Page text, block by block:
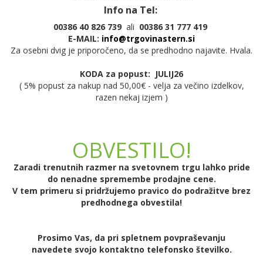
Info na Tel:
00386 40 826 739 ali 00386 31 777 419
E-MAIL: info@trgovinastern.si
Za osebni dvig je priporočeno, da se predhodno najavite. Hvala.
KODA za popust: JULIJ26
( 5% popust za nakup nad 50,00€ - velja za večino izdelkov,
razen nekaj izjem )
OBVESTILO!
Zaradi trenutnih razmer na svetovnem trgu lahko pride
do nenadne spremembe prodajne cene.
V tem primeru si pridržujemo pravico do podražitve brez
predhodnega obvestila!
Prosimo Vas, da pri spletnem povpraševanju
navedete svojo kontaktno telefonsko številko.